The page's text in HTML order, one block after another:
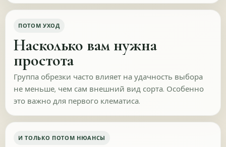
ПОТОМ УХОД
Насколько вам нужна
простота
Группа обрезки часто влияет на удачность выбора
не меньше, чем сам внешний вид сорта. Особенно
это важно для первого клематиса.
И ТОЛЬКО ПОТОМ НЮАНСЫ
Клематисы Гортензии
Пионы
Что вы хотели бы найти у нас на сайте или в
продаже?